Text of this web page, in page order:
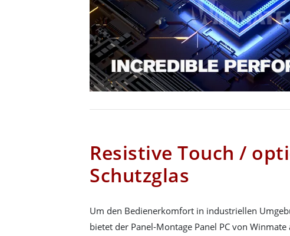
Resistive Touch /
Schutzglas
Um den Bedienerkomfort in industriellen
bietet der Panel-Montage Panel PC von Winmate